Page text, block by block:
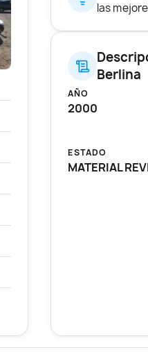
las
Berlina
AÑO
2000
ESTADO
MATERIAL